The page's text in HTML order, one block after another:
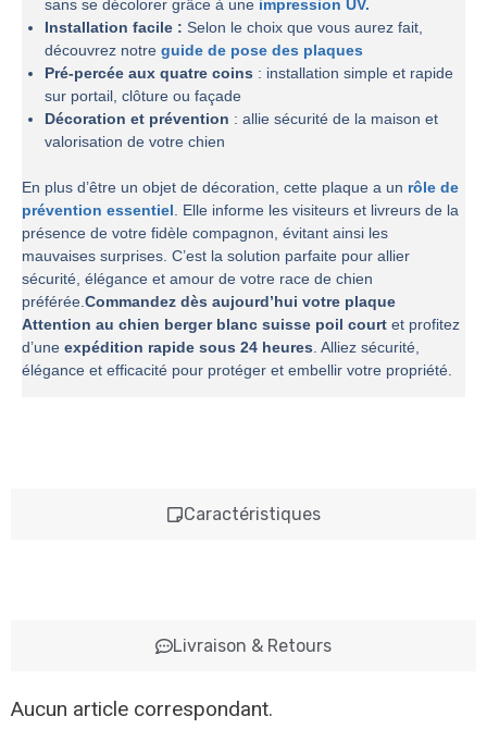
Caractéristiques
Livraison & Retours
sans se décolorer grâce à une impression UV.
Installation facile : Selon le choix que vous aurez fait,
découvrez notre guide de pose des plaques
Pré-percée aux quatre coins : installation simple et rapide
sur portail, clôture ou façade
Décoration et prévention : allie sécurité de la maison et
valorisation de votre chien
En plus d’être un objet de décoration, cette plaque a un rôle de
prévention essentiel. Elle informe les visiteurs et livreurs de la
présence de votre fidèle compagnon, évitant ainsi les
mauvaises surprises. C’est la solution parfaite pour allier
sécurité, élégance et amour de votre race de chien
préférée.Commandez dès aujourd’hui votre plaque
Attention au chien berger blanc suisse poil court et profitez
d’une expédition rapide sous 24 heures. Alliez sécurité,
élégance et efficacité pour protéger et embellir votre propriété.
Aucun article correspondant.